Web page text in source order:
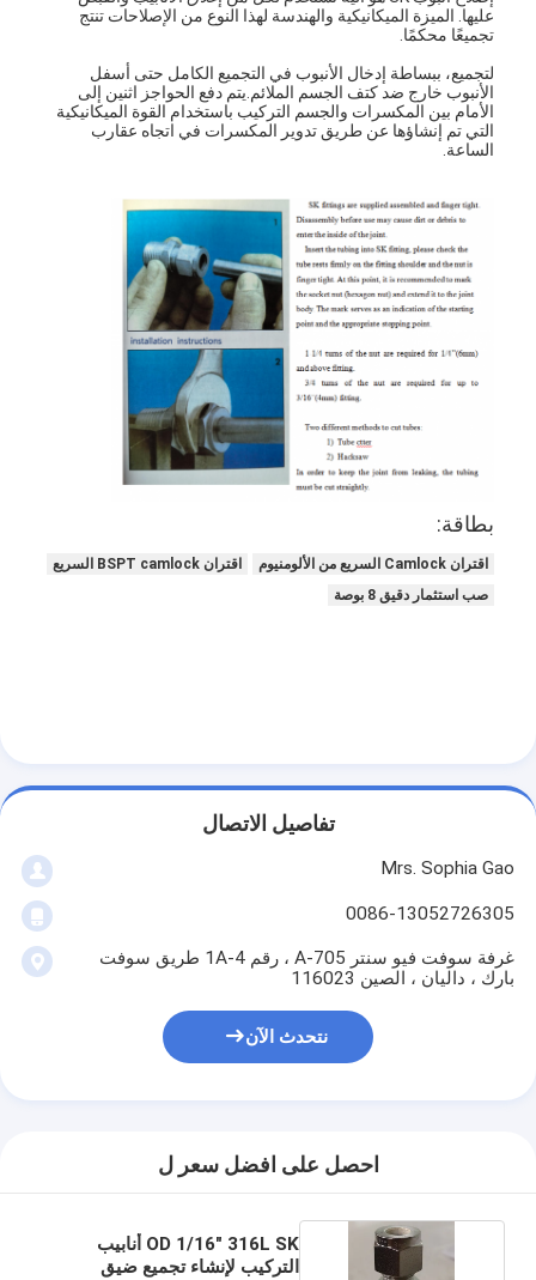
معلومات عنا
عليها. الميزة الميكانيكية والهندسة لهذا النوع من الإصلاحات تنتج
تجميعًا محكمًا.
لتجميع، ببساطة إدخال الأنبوب في التجميع الكامل حتى أسفل
الأنبوب خارج ضد كتف الجسم الملائم.يتم دفع الحواجز اثنين إلى
الأمام بين المكسرات والجسم التركيب باستخدام القوة الميكانيكية
التي تم إنشاؤها عن طريق تدوير المكسرات في اتجاه عقارب
الساعة.
بطاقة:
اقتران Camlock السريع من الألومنيوم
اقتران BSPT camlock السريع
صب استثمار دقيق 8 بوصة
تفاصيل الاتصال
Mrs. Sophia Gao
0086-13052726305
غرفة سوفت فيو سنتر A-705 ، رقم 1A-4 طريق سوفت
بارك ، داليان ، الصين 116023
نتحدث الآن
احصل على افضل سعر ل
OD 1/16" 316L SK أنابيب
التركيب لإنشاء تجميع ضيق